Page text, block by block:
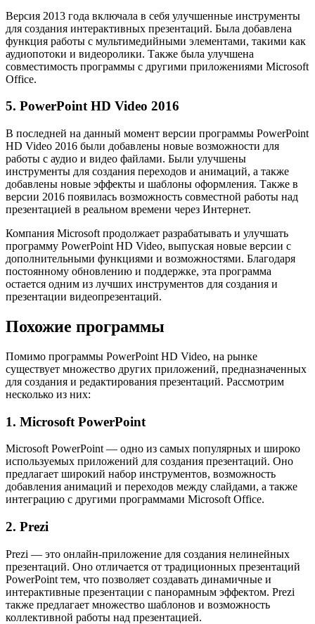
Версия 2013 года включала в себя улучшенные инструменты
для создания интерактивных презентаций. Была добавлена
функция работы с мультимедийными элементами, такими как
аудиопотоки и видеоролики. Также была улучшена
совместимость программы с другими приложениями Microsoft
Office.
5. PowerPoint HD Video 2016
В последней на данный момент версии программы PowerPoint
HD Video 2016 были добавлены новые возможности для
работы с аудио и видео файлами. Были улучшены
инструменты для создания переходов и анимаций, а также
добавлены новые эффекты и шаблоны оформления. Также в
версии 2016 появилась возможность совместной работы над
презентацией в реальном времени через Интернет.
Компания Microsoft продолжает разрабатывать и улучшать
программу PowerPoint HD Video, выпуская новые версии с
дополнительными функциями и возможностями. Благодаря
постоянному обновлению и поддержке, эта программа
остается одним из лучших инструментов для создания и
презентации видеопрезентаций.
Похожие программы
Помимо программы PowerPoint HD Video, на рынке
существует множество других приложений, предназначенных
для создания и редактирования презентаций. Рассмотрим
несколько из них:
1. Microsoft PowerPoint
Microsoft PowerPoint — одно из самых популярных и широко
используемых приложений для создания презентаций. Оно
предлагает широкий набор инструментов, возможность
добавления анимаций и переходов между слайдами, а также
интеграцию с другими программами Microsoft Office.
2. Prezi
Prezi — это онлайн-приложение для создания нелинейных
презентаций. Оно отличается от традиционных презентаций
PowerPoint тем, что позволяет создавать динамичные и
интерактивные презентации с панорамным эффектом. Prezi
также предлагает множество шаблонов и возможность
коллективной работы над презентацией.